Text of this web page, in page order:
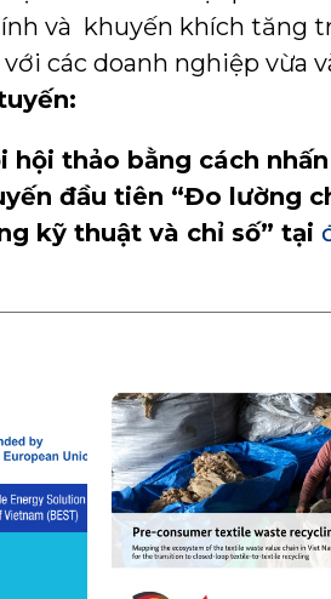
và khuyến khích tăng
các doanh nghiệp vừa
:
hội thảo bằng cách
đầu tiên “Đo lường
kỹ thuật và chỉ số” tại